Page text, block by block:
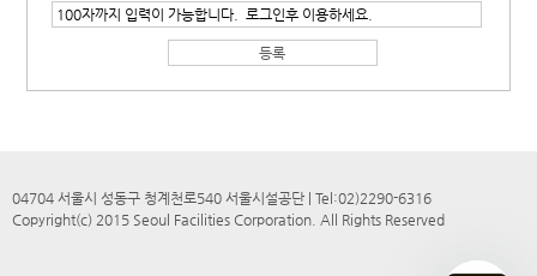
04704 서울시 성동구 청계천로540 서울시설공단 | Tel:02)2290-6316
Copyright(c) 2015 Seoul Facilities Corporation. All Rights Reserved